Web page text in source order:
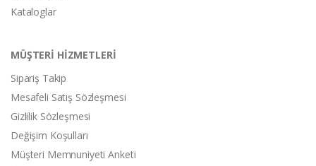
Kataloglar
MÜŞTERİ HİZMETLERİ
Sipariş Takip
Mesafeli Satış Sözleşmesi
Gizlilik Sözleşmesi
Değişim Koşulları
Müşteri Memnuniyeti Anketi